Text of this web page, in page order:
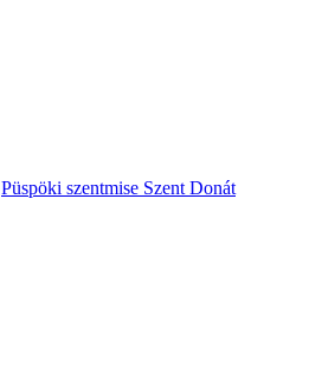
Püspöki szentmise Szent Donát